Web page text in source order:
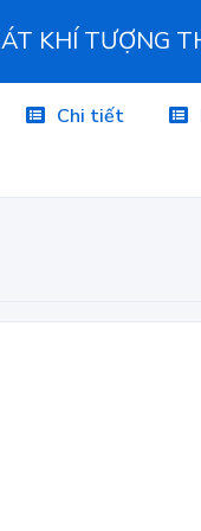
KHÍ TƯỢNG
Chi tiết